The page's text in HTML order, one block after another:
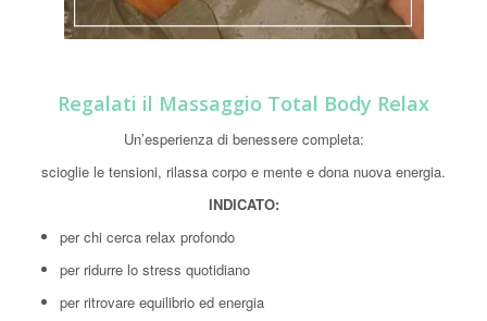
Regalati il Massaggio Total Body Relax
Un’esperienza di benessere completa:
scioglie le tensioni, rilassa corpo e mente e dona nuova energia.
INDICATO:
per chi cerca relax profondo
per ridurre lo stress quotidiano
per ritrovare equilibrio ed energia